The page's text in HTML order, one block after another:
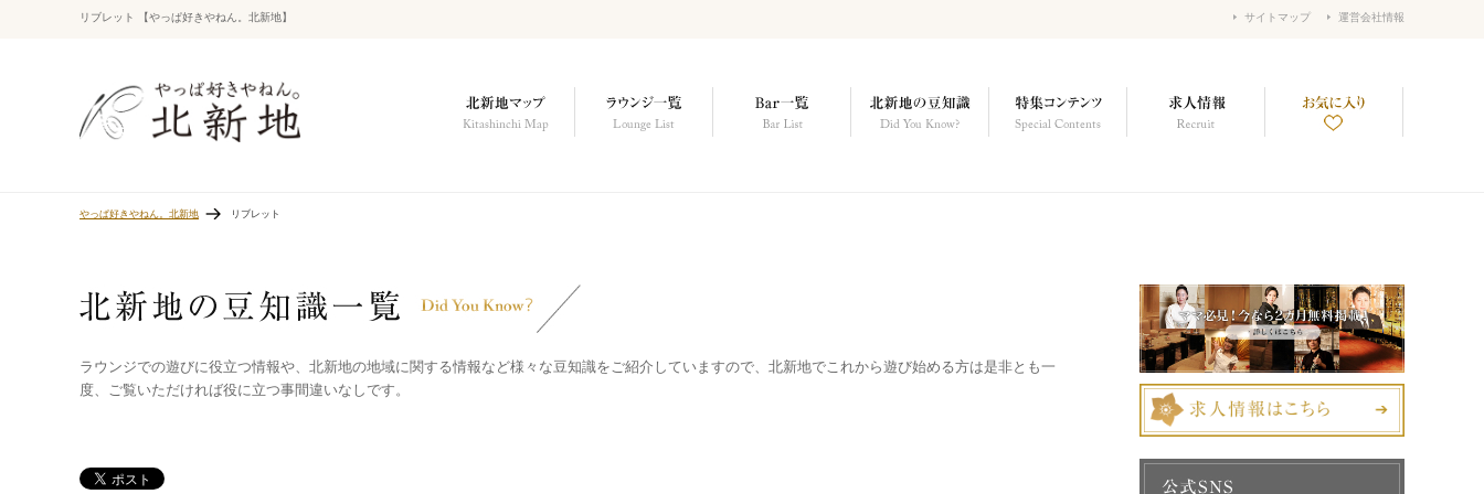
リブレット 【やっぱ好きやねん。北新地】 運営会社情報
サイトマップ
やっぱ好きやねん。北新地 リブレット
ラウンジでの遊びに役立つ情報や、北新地の地域に関する情報など様々な豆知識をご紹介していますので、北新地でこれから遊び始める方は是非とも一
度、ご覧いただければ役に立つ事間違いなしです。